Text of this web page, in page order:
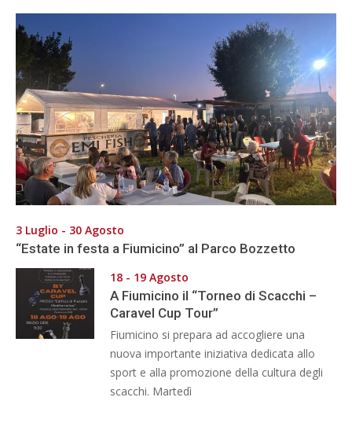
3 Luglio - 30 Agosto
“Estate in festa a Fiumicino” al Parco Bozzetto
18 - 19 Agosto
A Fiumicino il “Torneo di Scacchi –
Caravel Cup Tour”
Fiumicino si prepara ad accogliere una
nuova importante iniziativa dedicata allo
sport e alla promozione della cultura degli
scacchi. Martedì